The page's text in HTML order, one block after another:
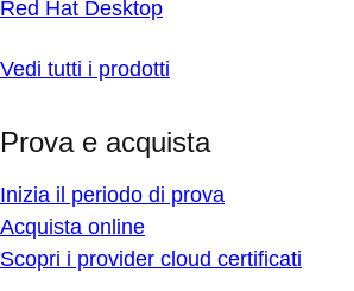
Red Hat Desktop
Vedi tutti i prodotti
Prova e acquista
Inizia il periodo di prova
Acquista online
Scopri i provider cloud certificati